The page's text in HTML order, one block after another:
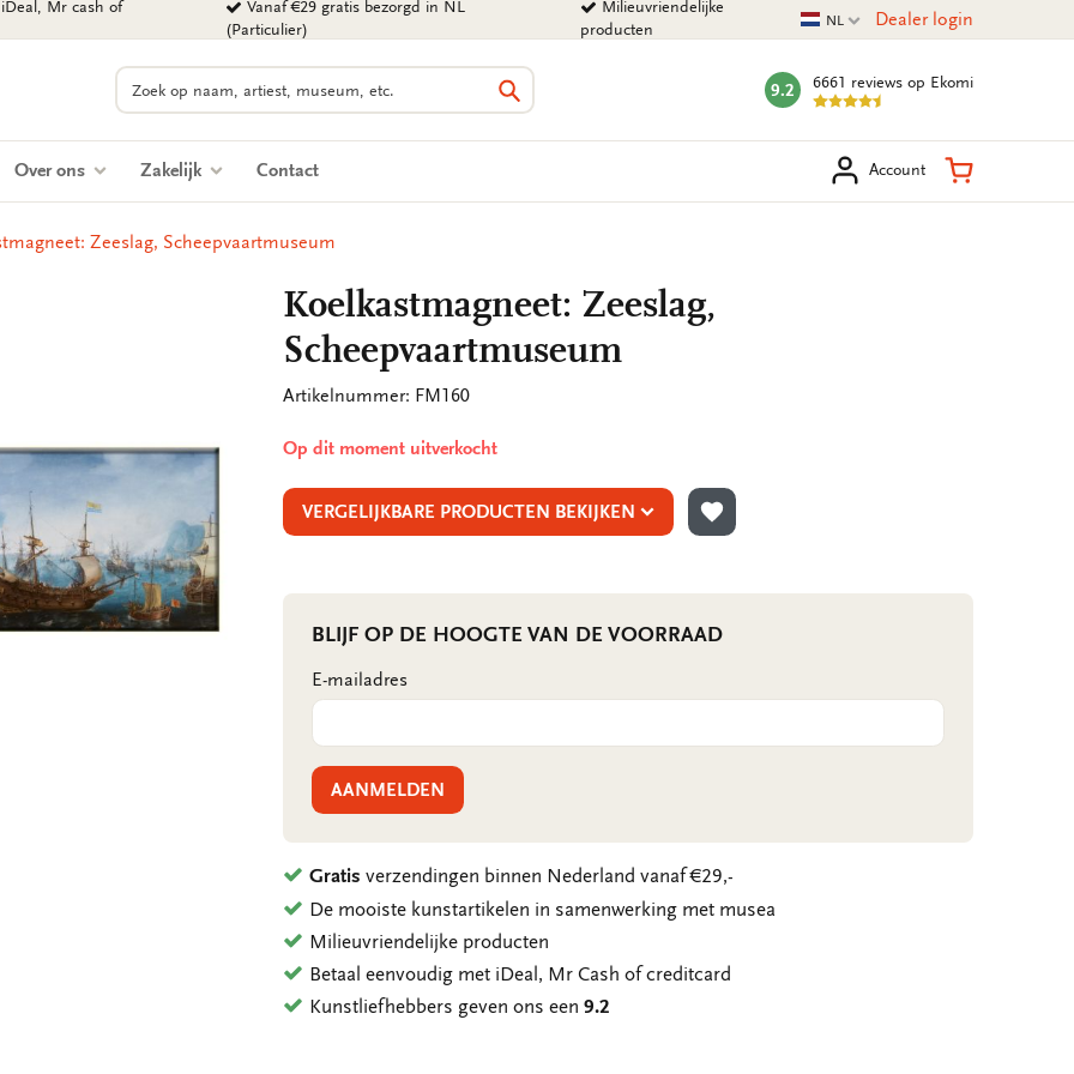
Mr cash of
Vanaf €29 gratis bezorgd in NL
(Particulier)
Milieuvriendelijke
producten
Huidige taal
NL Dealer login
Zoeken
Zoeken
mark:
9.2 6661 reviews op Ekomi
Over ons Zakelijk Contact Account Winkelmand
Zeeslag, Scheepvaartmuseum
Koelkastmagneet: Zeeslag,
Scheepvaartmuseum
Artikelnummer: FM160
Op dit moment uitverkocht
VERGELIJKBARE PRODUCTEN BEKIJKEN
TOEVOEGEN AAN VERLANGLIJST
BLIJF OP DE HOOGTE VAN DE VOORRAAD
E-mailadres
AANMELDEN
Gratis verzendingen binnen Nederland vanaf €29,-
De mooiste kunstartikelen in samenwerking met musea
Milieuvriendelijke producten
Betaal eenvoudig met iDeal, Mr Cash of creditcard
Kunstliefhebbers geven ons een9.2